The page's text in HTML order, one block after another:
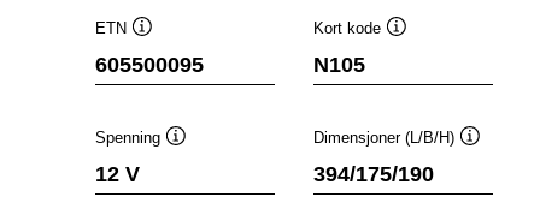
ETN
605500095
Kort kode
N105
Spenning
12 V
Dimensjoner (L/B/H)
394/175/190